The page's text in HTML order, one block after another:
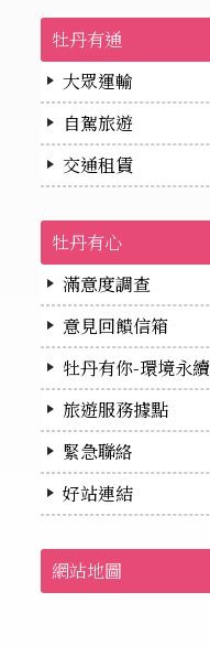
牡丹有通
大眾運輸
自駕旅遊
交通租賃
牡丹有心
滿意度調查
意見回饋信箱
牡丹有你-環境永續
旅遊服務據點
緊急聯絡
好站連結
網站地圖